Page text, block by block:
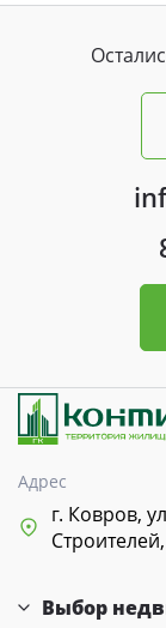
Адрес
г. Ковров,
Выбор